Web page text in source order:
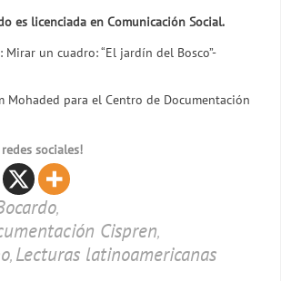
es licenciada en Comunicación Social.
: Mirar un cuadro: “El jardín del Bosco”-
Mohaded para el Centro de Documentación
sociales!
,
Cispren,
, Lecturas latinoamericanas